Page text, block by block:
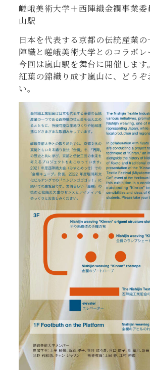
嵯峨美術大学＋西陣織金襴事業
山駅
日本を代表する京都の伝統産業
陣織と嵯峨美術大学とのコラボレ
今回は嵐山駅を舞台に開催します。
紅葉の錦織り成す嵐山に、どうぞ
い。